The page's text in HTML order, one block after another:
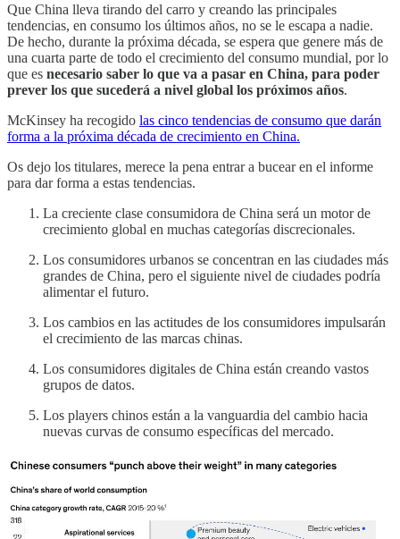
Que China lleva tirando del carro y creando las principales
tendencias, en consumo los últimos años, no se le escapa a nadie.
De hecho, durante la próxima década, se espera que genere más de
una cuarta parte de todo el crecimiento del consumo mundial, por lo
que es necesario saber lo que va a pasar en China, para poder
prever los que sucederá a nivel global los próximos años.
McKinsey ha recogido las cinco tendencias de consumo que darán
forma a la próxima década de crecimiento en China.
Os dejo los titulares, merece la pena entrar a bucear en el informe
para dar forma a estas tendencias.
La creciente clase consumidora de China será un motor de
crecimiento global en muchas categorías discrecionales.
Los consumidores urbanos se concentran en las ciudades más
grandes de China, pero el siguiente nivel de ciudades podría
alimentar el futuro.
Los cambios en las actitudes de los consumidores impulsarán
el crecimiento de las marcas chinas.
Los consumidores digitales de China están creando vastos
grupos de datos.
Los players chinos están a la vanguardia del cambio hacia
nuevas curvas de consumo específicas del mercado.